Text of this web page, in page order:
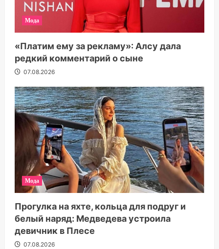
Мода
«Платим ему за рекламу»: Алсу дала
редкий комментарий о сыне
07.08.2026
Мода
Прогулка на яхте, кольца для подруг и
белый наряд: Медведева устроила
девичник в Плесе
07.08.2026